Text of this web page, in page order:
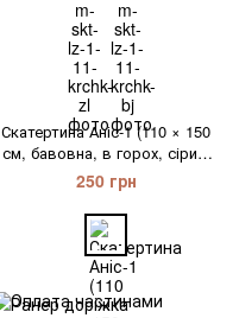
Скатертина Аніс-1 (110 × 150
см, бавовна, в горох, сірий)
IMI
250 грн